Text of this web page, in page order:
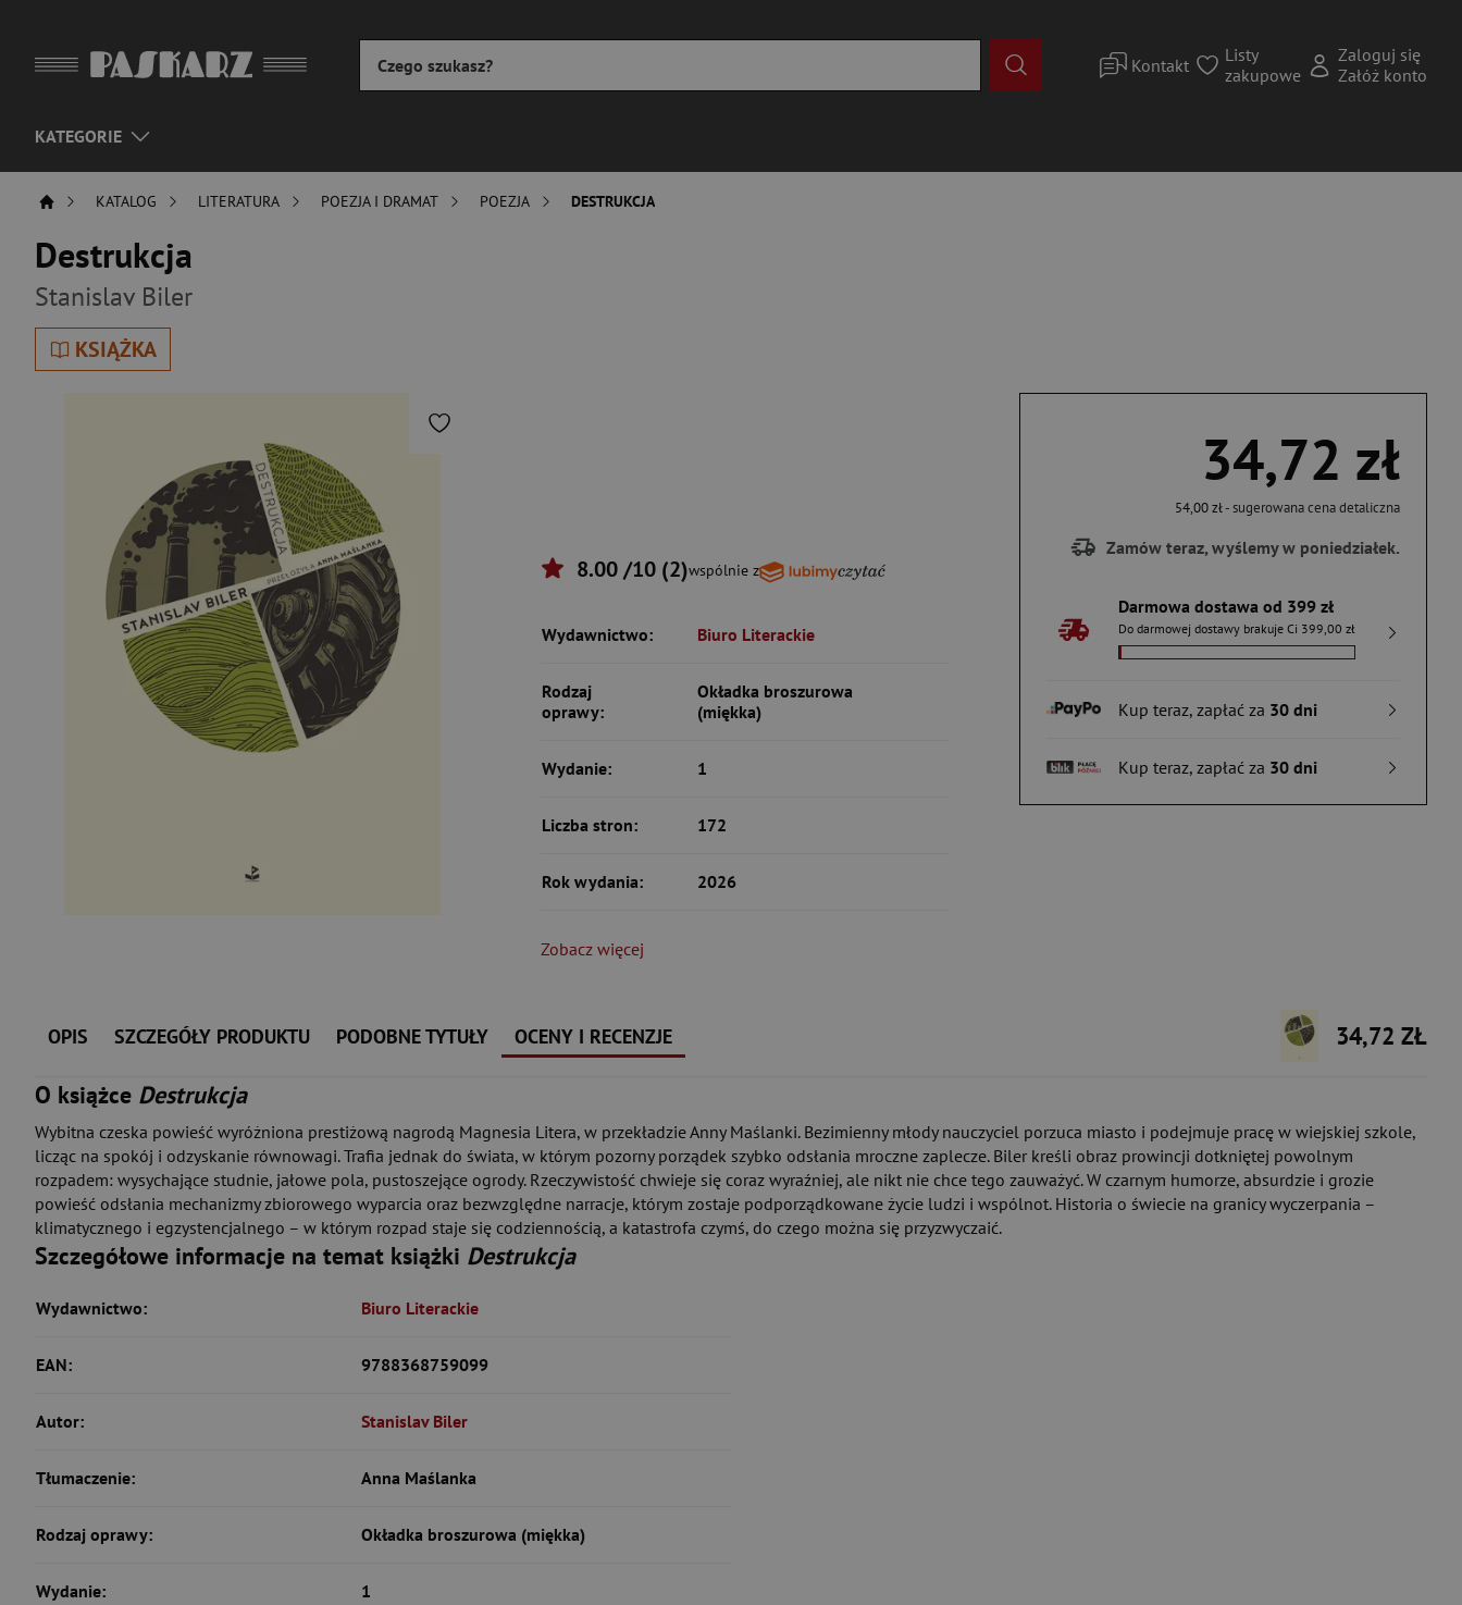
Kontakt
Listy
zakupowe
Zaloguj się
Załóż konto
KATEGORIE
KATALOG LITERATURA POEZJA I DRAMAT POEZJA DESTRUKCJA
Destrukcja
Stanislav Biler
KSIĄŻKA
34,72 zł
54,00 zł- sugerowana cena detaliczna
Zamów teraz, wyślemy w poniedziałek.
Darmowa dostawa od 399 zł
Do darmowej dostawy brakuje Ci 399,00 zł
Kup teraz, zapłać za 30 dni
Kup teraz, zapłać za 30 dni
8.00 /10 (2)wspólnie z
Wydawnictwo: Biuro Literackie
Rodzaj
oprawy:
Okładka broszurowa
(miękka)
Wydanie: 1
Liczba stron: 172
Rok wydania: 2026
Zobacz więcej
OPIS SZCZEGÓŁY PRODUKTU PODOBNE TYTUŁY OCENY I RECENZJE
34,72 ZŁ
O książce Destrukcja
Wybitna czeska powieść wyróżniona prestiżową nagrodą Magnesia Litera, w przekładzie Anny Maślanki. Bezimienny młody nauczyciel porzuca miasto i podejmuje pracę w wiejskiej szkole,
licząc na spokój i odzyskanie równowagi. Trafia jednak do świata, w którym pozorny porządek szybko odsłania mroczne zaplecze. Biler kreśli obraz prowincji dotkniętej powolnym
rozpadem: wysychające studnie, jałowe pola, pustoszejące ogrody. Rzeczywistość chwieje się coraz wyraźniej, ale nikt nie chce tego zauważyć. W czarnym humorze, absurdzie i grozie
powieść odsłania mechanizmy zbiorowego wyparcia oraz bezwzględne narracje, którym zostaje podporządkowane życie ludzi i wspólnot. Historia o świecie na granicy wyczerpania –
klimatycznego i egzystencjalnego – w którym rozpad staje się codziennością, a katastrofa czymś, do czego można się przyzwyczaić.
Szczegółowe informacje na temat książki Destrukcja
Wydawnictwo: Biuro Literackie
EAN: 9788368759099
Autor: Stanislav Biler
Tłumaczenie: Anna Maślanka
Rodzaj oprawy: Okładka broszurowa (miękka)
Wydanie: 1